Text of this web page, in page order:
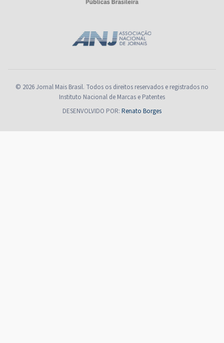
© 2026 Jornal Mais Brasil. Todos os direitos reservados e registrados no
Instituto Nacional de Marcas e Patentes
DESENVOLVIDO POR: Renato Borges